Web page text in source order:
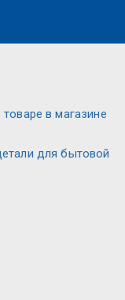
в магазине
для бытовой